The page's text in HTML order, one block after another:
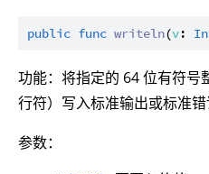
public func writeln(v:
功能：将指定的 64 位有符号
行符）写入标准输出或标准错
参数：